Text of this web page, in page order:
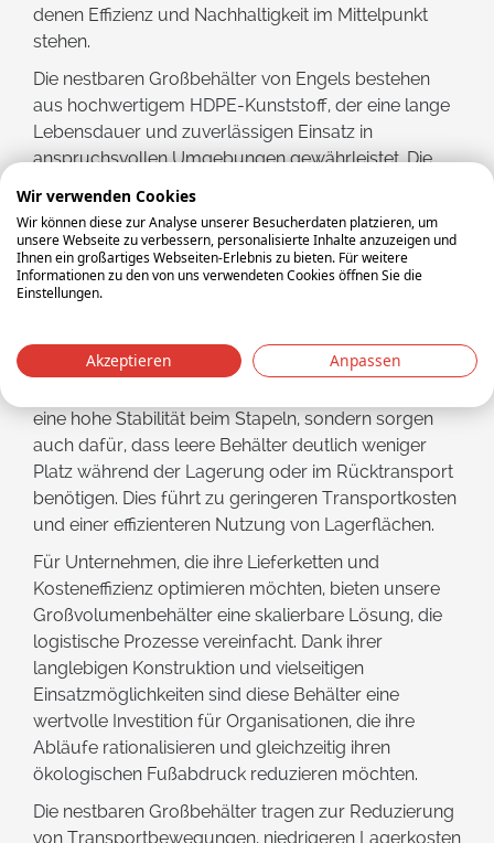
denen Effizienz und Nachhaltigkeit im Mittelpunkt
stehen.
Die nestbaren Großbehälter von Engels bestehen
aus hochwertigem HDPE-Kunststoff, der eine lange
Lebensdauer und zuverlässigen Einsatz in
anspruchsvollen Umgebungen gewährleistet. Die
oder Hubwagen ermöglichen. Damit eignen sie sich
perfekt für logistische Prozesse, bei denen Platz,
Effizienz und Kosteneinsparungen entscheidend sind.
Bedingungen und eignen sich sowohl für den Innen-
eine hohe Stabilität beim Stapeln, sondern sorgen
auch dafür, dass leere Behälter deutlich weniger
Platz während der Lagerung oder im Rücktransport
benötigen. Dies führt zu geringeren Transportkosten
und einer effizienteren Nutzung von Lagerflächen.
Für Unternehmen, die ihre Lieferketten und
Kosteneffizienz optimieren möchten, bieten unsere
Großvolumenbehälter eine skalierbare Lösung, die
logistische Prozesse vereinfacht. Dank ihrer
langlebigen Konstruktion und vielseitigen
Einsatzmöglichkeiten sind diese Behälter eine
wertvolle Investition für Organisationen, die ihre
Abläufe rationalisieren und gleichzeitig ihren
ökologischen Fußabdruck reduzieren möchten.
Die nestbaren Großbehälter tragen zur Reduzierung
von Transportbewegungen, niedrigeren Lagerkosten
Wir verwenden Cookies
Wir können diese zur Analyse unserer Besucherdaten platzieren, um
unsere Webseite zu verbessern, personalisierte Inhalte anzuzeigen und
Ihnen ein großartiges Webseiten-Erlebnis zu bieten. Für weitere
Informationen zu den von uns verwendeten Cookies öffnen Sie die
Einstellungen.
Akzeptieren Anpassen